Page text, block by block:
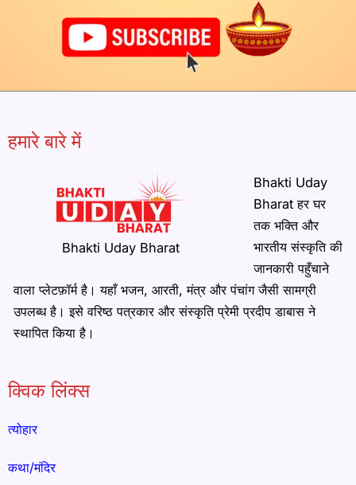
हमारे बारे में
Bhakti Uday Bharat
Bhakti Uday
Bharat हर घर
तक भक्ति और
भारतीय संस्कृति की
जानकारी पहुँचाने
वाला प्लेटफ़ॉर्म है। यहाँ भजन, आरती, मंत्र और पंचांग जैसी सामग्री
उपलब्ध है। इसे वरिष्ठ पत्रकार और संस्कृति प्रेमी प्रदीप डाबास ने
स्थापित किया है।
क्विक लिंक्स
त्योहार
कथा/मंदिर